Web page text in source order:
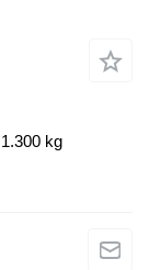
1.300 kg